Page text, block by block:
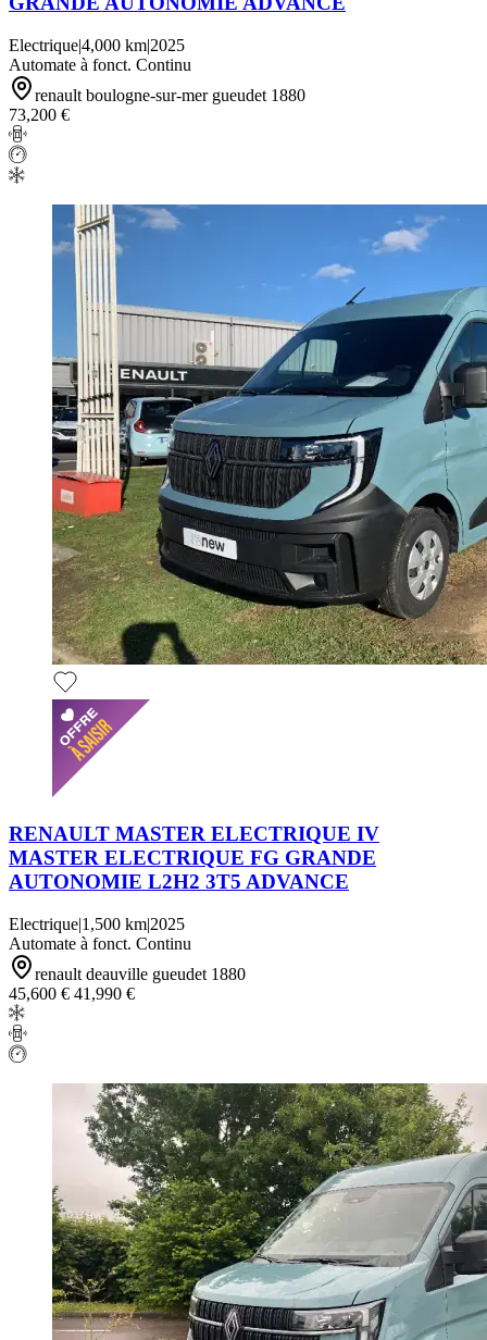
Electrique|4,000 km|2025
Automate à fonct. Continu
renault boulogne-sur-mer gueudet 1880
73,200 €
RENAULT MASTER ELECTRIQUE IV
MASTER ELECTRIQUE FG GRANDE
AUTONOMIE L2H2 3T5 ADVANCE
Electrique|1,500 km|2025
Automate à fonct. Continu
renault deauville gueudet 1880
45,600 € 41,990 €